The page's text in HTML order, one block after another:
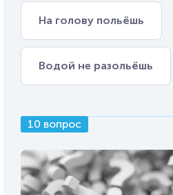
На голову польёшь
Водой не разольёшь
10 вопрос